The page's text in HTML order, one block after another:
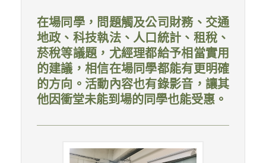
在場同學，問題觸及公司財務、交通
地政、科技執法、人口統計、租稅、
菸稅等議題，尤經理都給予相當實用
的建議，相信在場同學都能有更明確
的方向。活動內容也有錄影音，讓其
他因衝堂未能到場的同學也能受惠。